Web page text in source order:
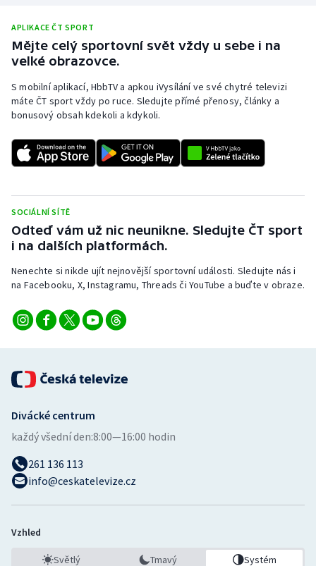
Plavání
Plážový volejbal
Ragby
Rychlobruslení
Rychlostní kanoistika
Short track
Sportovní střelba
Veslování
Ostatní
APLIKACE ČT SPORT
Mějte celý sportovní svět vždy u sebe i na
velké obrazovce.
S mobilní aplikací, HbbTV a apkou iVysílání ve své chytré televizi
máte ČT sport vždy po ruce. Sledujte přímé přenosy, články a
bonusový obsah kdekoli a kdykoli.
SOCIÁLNÍ SÍTĚ
Odteď vám už nic neunikne. Sledujte ČT sport
i na dalších platformách.
Nenechte si nikde ujít nejnovější sportovní události. Sledujte nás i
na Facebooku, X, Instagramu, Threads či YouTube a buďte v obraze.
Divácké centrum
každý všední den:8:00—16:00 hodin
261 136 113
info@ceskatelevize.cz
Vzhled
Světlý Tmavý Systém